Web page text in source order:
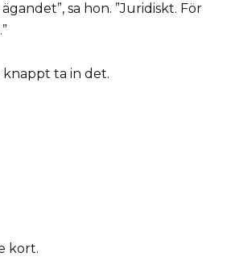
sa hon. ”Juridiskt. För
ta in det.
kort.